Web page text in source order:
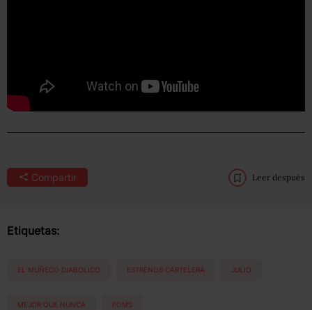
Compartir Leer después
Etiquetas:
EL MUÑECO DIABOLICO ESTRENOS CARTELERA JULIO
MEJOR QUE NUNCA POMS